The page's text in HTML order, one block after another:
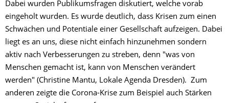
Dabei wurden Publikumsfragen diskutiert, welche vorab
eingeholt wurden. Es wurde deutlich, dass Krisen zum einen
Schwächen und Potentiale einer Gesellschaft aufzeigen. Dabei
liegt es an uns, diese nicht einfach hinzunehmen sondern
aktiv nach Verbesserungen zu streben, denn "was von
Menschen gemacht ist, kann von Menschen verändert
werden" (Christine Mantu, Lokale Agenda Dresden). Zum
anderen zeigte die Corona-Krise zum Beispiel auch Stärken